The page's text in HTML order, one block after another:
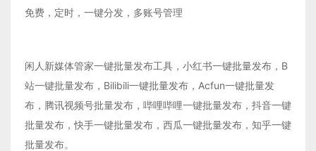
免费，定时，一键分发，多账号管理
闲人新媒体管家一键批量发布工具，小红书一键批量发布，B
站一键批量发布，Bilibili一键批量发布，Acfun一键批量发
布，腾讯视频号批量发布，哔哩哔哩一键批量发布，抖音一键
批量发布，快手一键批量发布，西瓜一键批量发布，知乎一键
批量发布。